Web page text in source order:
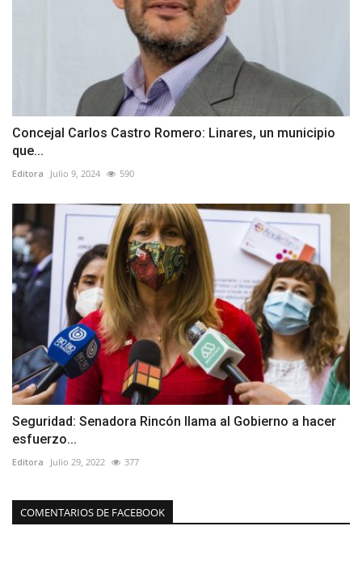
Concejal Carlos Castro Romero: Linares, un municipio
que...
Editora Julio 9, 2024 590
Seguridad: Senadora Rincón llama al Gobierno a hacer
esfuerzo...
Editora Julio 29, 2022 377
COMENTARIOS DE FACEBOOK